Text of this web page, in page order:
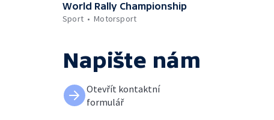
World Rally Championship
Sport
Motorsport
Napište nám
Otevřít kontaktní
formulář